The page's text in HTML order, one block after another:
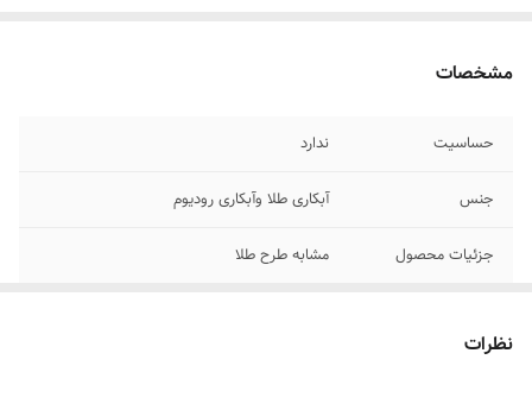
مشخصات
حساسیت ندارد
جنس آبکاری طلا وآبکاری رودیوم
جزئیات محصول مشابه طرح طلا
نظرات